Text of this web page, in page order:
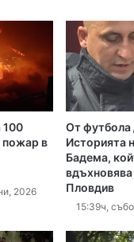
100
пожар в
2026
От футбола
Историята
Бадема,
Пловдив
15:39ч,